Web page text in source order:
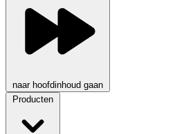
naar hoofdinhoud gaan
Producten